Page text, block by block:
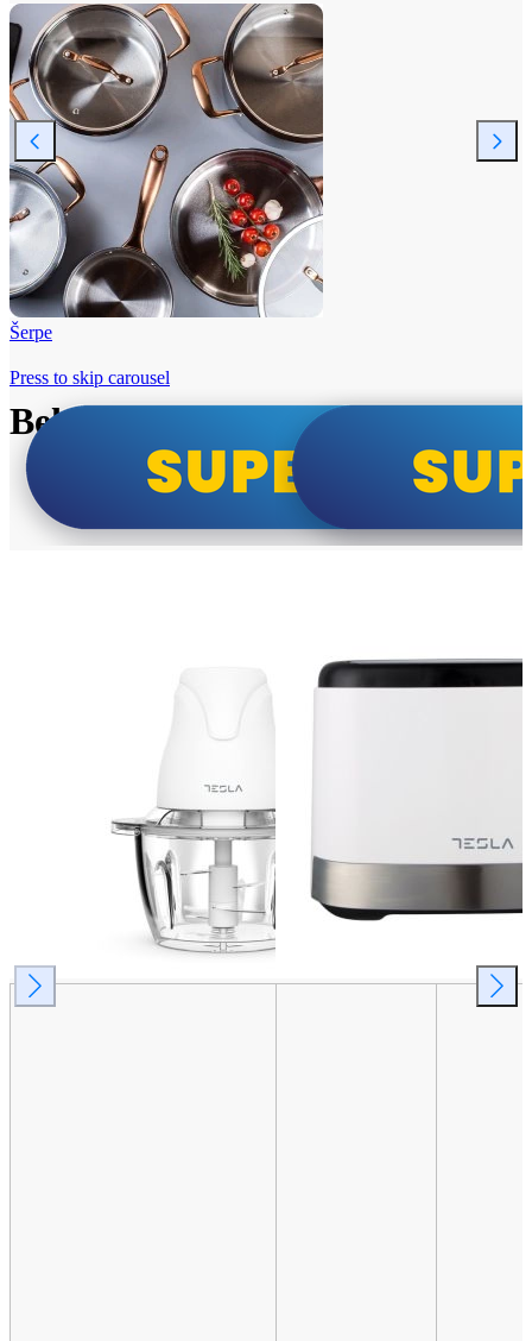
Šerpe
Beko i Tesla super cene
Press to skip carousel